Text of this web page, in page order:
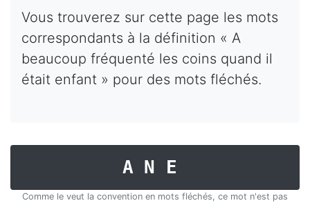
Vous trouverez sur cette page les mots
correspondants à la définition « A
beaucoup fréquenté les coins quand il
était enfant » pour des mots fléchés.
ANE
Comme le veut la convention en mots fléchés, ce mot n'est pas